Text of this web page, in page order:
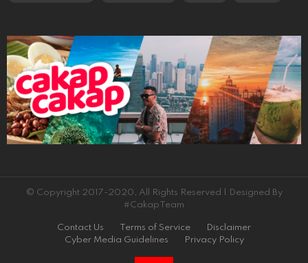
© Copyright 2017-2020, All Rights Reserved | Designed By
#CakapTeam
Contact Us Terms of Service
Disclaimer
Cyber Media Guidelines
Privacy Policy